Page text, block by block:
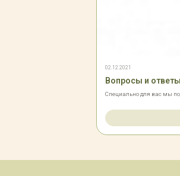
02.12.2021
Вопросы и ответы
Специально для вас мы